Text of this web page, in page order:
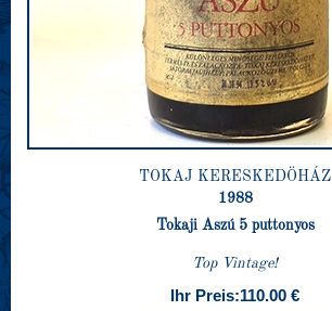
TOKAJ KERESKEDÖHÁZ
1988
Tokaji Aszú 5 puttonyos
Top Vintage!
Ihr Preis:110.00 €